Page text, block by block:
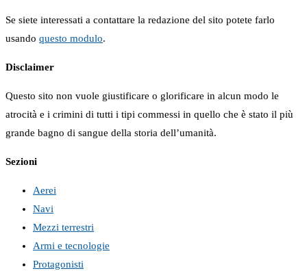
Se siete interessati a contattare la redazione del sito potete farlo
usando questo modulo.
Disclaimer
Questo sito non vuole giustificare o glorificare in alcun modo le
atrocità e i crimini di tutti i tipi commessi in quello che è stato il più
grande bagno di sangue della storia dell’umanità.
Sezioni
Aerei
Navi
Mezzi terrestri
Armi e tecnologie
Protagonisti